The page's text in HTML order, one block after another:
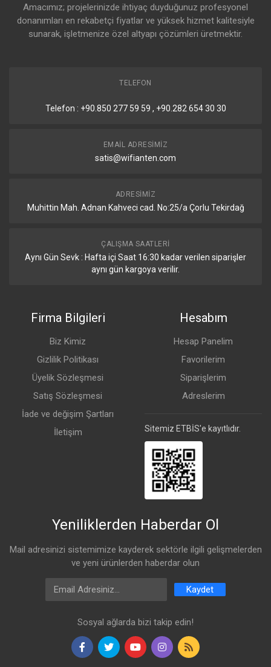
Amacımız; projelerinizde ihtiyaç duyduğunuz profesyonel
donanımları en rekabetçi fiyatlar ve yüksek hizmet kalitesiyle
sunarak, işletmenize özel altyapı çözümleri üretmektir.
TELEFON
Telefon : +90.850 277 59 59 , +90.282 654 30 30
EMAIL ADRESIMIZ
satis@wifianten.com
ADRESIMIZ
Muhittin Mah. Adnan Kahveci cad. No:25/a Çorlu Tekirdağ
ÇALIŞMA SAATLERI
Aynı Gün Sevk : Hafta içi Saat 16:30 kadar verilen siparişler
aynı gün kargoya verilir.
Firma Bilgileri
Biz Kimiz
Gizlilik Politikası
Üyelik Sözleşmesi
Satış Sözleşmesi
İade ve değişim Şartları
İletişim
Hesabım
Hesap Panelim
Favorilerim
Siparişlerim
Adreslerim
Sitemiz ETBİS'e kayıtlıdır.
Yeniliklerden Haberdar Ol
Mail adresinizi sistemimize kayderek sektörle ilgili gelişmelerden
ve yeni ürünlerden haberdar olun
Email Address
Kaydet
Sosyal ağlarda bizi takip edin!